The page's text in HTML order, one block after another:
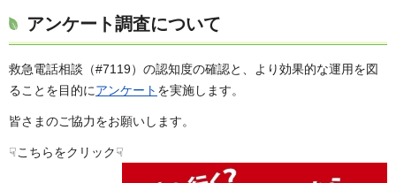
アンケート調査について
救急電話相談（#7119）の認知度の確認と、より効果的な運用を図
ることを目的にアンケート を実施します。
皆さまのご協力をお願いします。
☟こちらをクリック☟